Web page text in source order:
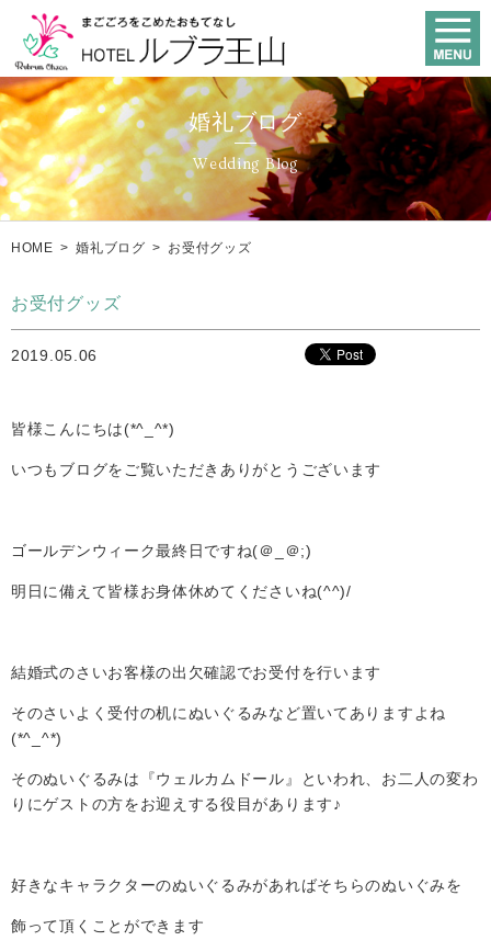
婚礼ブログ
Wedding Blog
HOME > 婚礼ブログ > お受付グッズ
お受付グッズ
2019.05.06
皆様こんにちは(*^_^*)
いつもブログをご覧いただきありがとうございます
ゴールデンウィーク最終日ですね(＠_＠;)
明日に備えて皆様お身体休めてくださいね(^^)/
結婚式のさいお客様の出欠確認でお受付を行います
そのさいよく受付の机にぬいぐるみなど置いてありますよね
(*^_^*)
そのぬいぐるみは『ウェルカムドール』といわれ、お二人の変わ
りにゲストの方をお迎えする役目があります♪
好きなキャラクターのぬいぐるみがあればそちらのぬいぐみを
飾って頂くことができます